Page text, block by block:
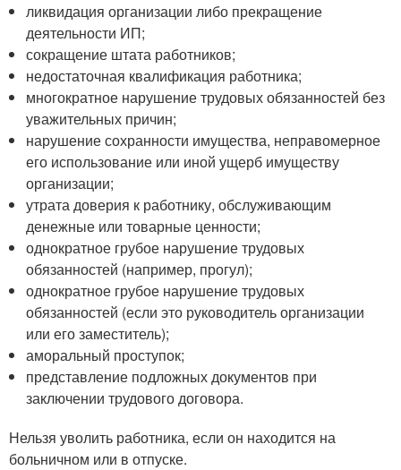
ликвидация организации либо прекращение
деятельности ИП;
сокращение штата работников;
недостаточная квалификация работника;
многократное нарушение трудовых обязанностей без
уважительных причин;
нарушение сохранности имущества, неправомерное
его использование или иной ущерб имуществу
организации;
утрата доверия к работнику, обслуживающим
денежные или товарные ценности;
однократное грубое нарушение трудовых
обязанностей (например, прогул);
однократное грубое нарушение трудовых
обязанностей (если это руководитель организации
или его заместитель);
аморальный проступок;
представление подложных документов при
заключении трудового договора.
Нельзя уволить работника, если он находится на
больничном или в отпуске.